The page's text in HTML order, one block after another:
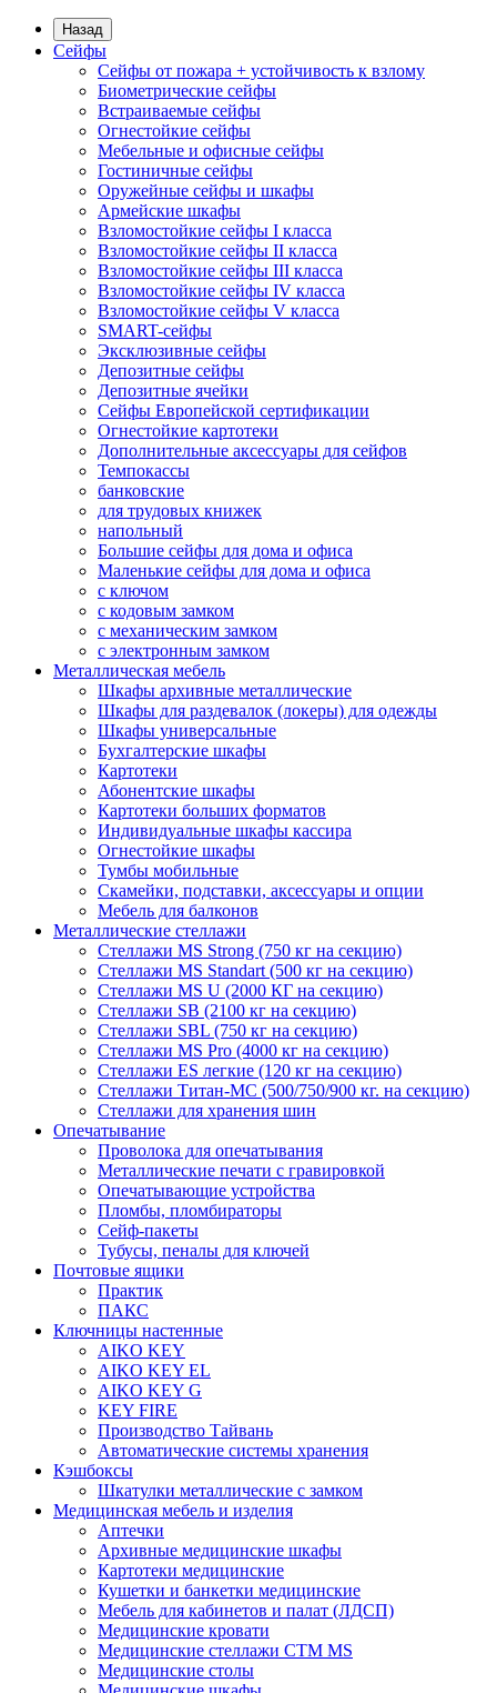
Назад
Сейфы
Сейфы от пожара + устойчивость к взлому
Биометрические сейфы
Встраиваемые сейфы
Огнестойкие сейфы
Мебельные и офисные сейфы
Гостиничные сейфы
Оружейные сейфы и шкафы
Армейские шкафы
Взломостойкие сейфы I класса
Взломостойкие сейфы II класса
Взломостойкие сейфы III класса
Взломостойкие сейфы IV класса
Взломостойкие сейфы V класса
SMART-сейфы
Эксклюзивные сейфы
Депозитные сейфы
Депозитные ячейки
Сейфы Европейской сертификации
Огнестойкие картотеки
Дополнительные аксессуары для сейфов
Темпокассы
банковские
для трудовых книжек
напольный
Большие сейфы для дома и офиса
Маленькие сейфы для дома и офиса
с ключом
с кодовым замком
с механическим замком
с электронным замком
Металлическая мебель
Шкафы архивные металлические
Шкафы для раздевалок (локеры) для одежды
Шкафы универсальные
Бухгалтерские шкафы
Картотеки
Абонентские шкафы
Картотеки больших форматов
Индивидуальные шкафы кассира
Огнестойкие шкафы
Тумбы мобильные
Скамейки, подставки, аксессуары и опции
Мебель для балконов
Металлические стеллажи
Стеллажи MS Strong (750 кг на секцию)
Стеллажи MS Standart (500 кг на секцию)
Стеллажи MS U (2000 КГ на секцию)
Стеллажи SB (2100 кг на секцию)
Стеллажи SBL (750 кг на секцию)
Стеллажи MS Pro (4000 кг на секцию)
Стеллажи ES легкие (120 кг на секцию)
Стеллажи Титан-МС (500/750/900 кг. на секцию)
Стеллажи для хранения шин
Опечатывание
Проволока для опечатывания
Металлические печати с гравировкой
Опечатывающие устройства
Пломбы, пломбираторы
Сейф-пакеты
Тубусы, пеналы для ключей
Почтовые ящики
Практик
ПАКС
Ключницы настенные
AIKO KEY
AIKO KEY EL
AIKO KEY G
KEY FIRE
Производство Тайвань
Автоматические системы хранения
Кэшбоксы
Шкатулки металлические с замком
Медицинская мебель и изделия
Аптечки
Архивные медицинские шкафы
Картотеки медицинские
Кушетки и банкетки медицинские
Мебель для кабинетов и палат (ЛДСП)
Медицинские кровати
Медицинские стеллажи CTM MS
Медицинские столы